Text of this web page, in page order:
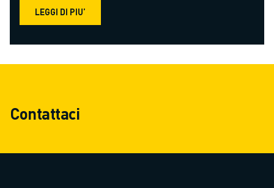
LEGGI DI PIU’
Contattaci